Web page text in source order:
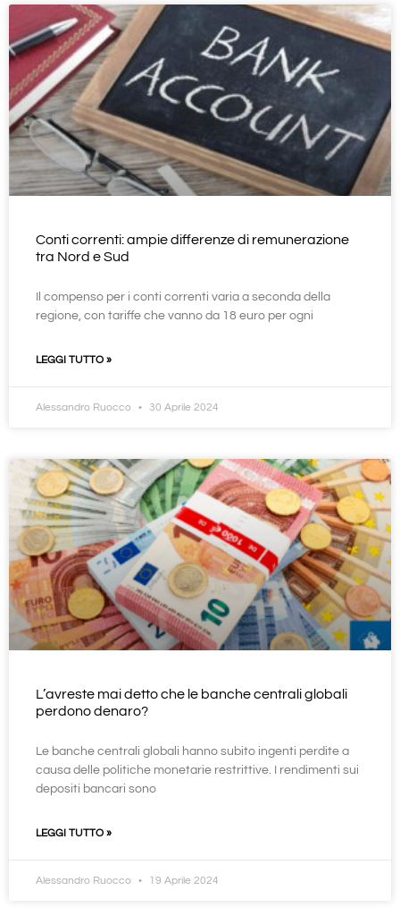
Conti correnti: ampie differenze di remunerazione
tra Nord e Sud
Il compenso per i conti correnti varia a seconda della
regione, con tariffe che vanno da 18 euro per ogni
LEGGI TUTTO »
Alessandro Ruocco 30 Aprile 2024
L’avreste mai detto che le banche centrali globali
perdono denaro?
Le banche centrali globali hanno subito ingenti perdite a
causa delle politiche monetarie restrittive. I rendimenti sui
depositi bancari sono
LEGGI TUTTO »
Alessandro Ruocco 19 Aprile 2024